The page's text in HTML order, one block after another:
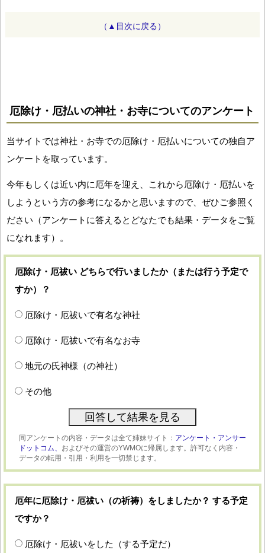
（▲目次に戻る）
厄除け・厄払いの神社・お寺についてのアンケート
当サイトでは神社・お寺での厄除け・厄払いについての独自ア
ンケートを取っています。
今年もしくは近い内に厄年を迎え、これから厄除け・厄払いを
しようという方の参考になるかと思いますので、ぜひご参照く
ださい（アンケートに答えるとどなたでも結果・データをご覧
になれます）。
厄除け・厄祓い どちらで行いましたか（または行う予定で
すか）？
厄除け・厄祓いで有名な神社
厄除け・厄祓いで有名なお寺
地元の氏神様（の神社）
その他
同アンケートの内容・データは全て姉妹サイト： アンケート・アンサー
ドットコム、 およびその運営のYWMOに帰属します。許可なく内容・
データの転用・引用・利用を一切禁じます。
厄年に厄除け・厄祓い（の祈祷）をしましたか？ する予定
ですか？
厄除け・厄祓いをした（する予定だ）